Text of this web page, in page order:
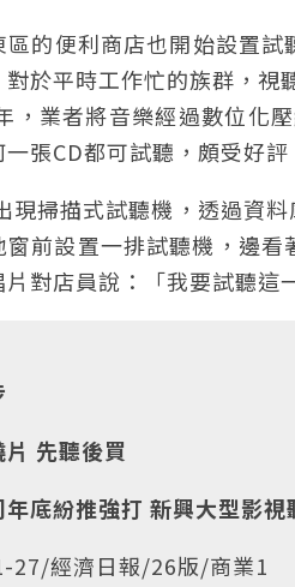
區的便利商店也開始設置
於平時工作忙的族群，視
，業者將音樂經過數位化
張CD都可試聽，頗受好評
現掃描式試聽機，透過資
窗前設置一排試聽機，邊
對店員說：「我要試聽這
先聽後買
年底紛推強打 新興大型影
27/經濟日報/26版/商業1